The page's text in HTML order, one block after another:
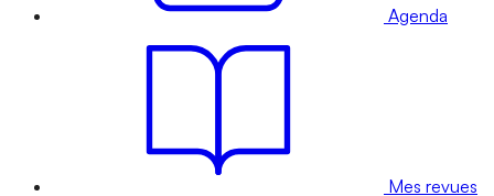
Agenda
Mes revues